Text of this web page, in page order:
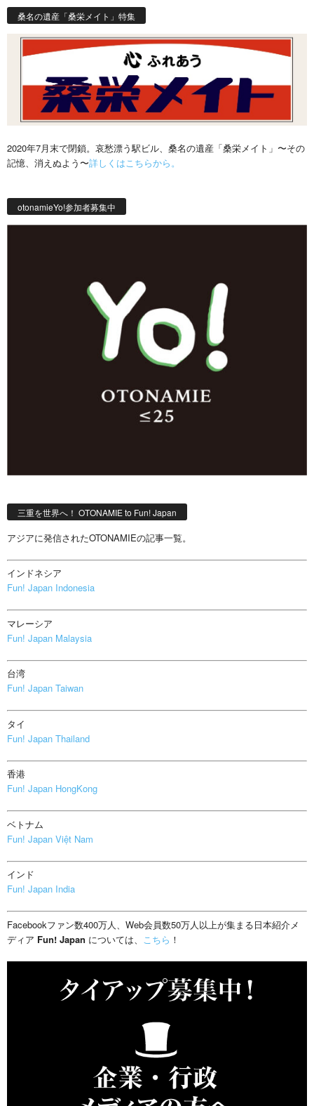
桑名の遺産「桑栄メイト」特集
2020年7月末で閉鎖。哀愁漂う駅ビル、桑名の遺産「桑栄メイト」〜その
記憶、消えぬよう〜詳しくはこちらから。
otonamieYo!参加者募集中
三重を世界へ！ OTONAMIE to Fun! Japan
アジアに発信されたOTONAMIEの記事一覧。
インドネシア
Fun! Japan Indonesia
マレーシア
Fun! Japan Malaysia
台湾
Fun! Japan Taiwan
タイ
Fun! Japan Thailand
香港
Fun! Japan HongKong
ベトナム
Fun! Japan Việt Nam
インド
Fun! Japan India
Facebookファン数400万人、Web会員数50万人以上が集まる日本紹介メ
ディア Fun! Japan については、 こちら ！